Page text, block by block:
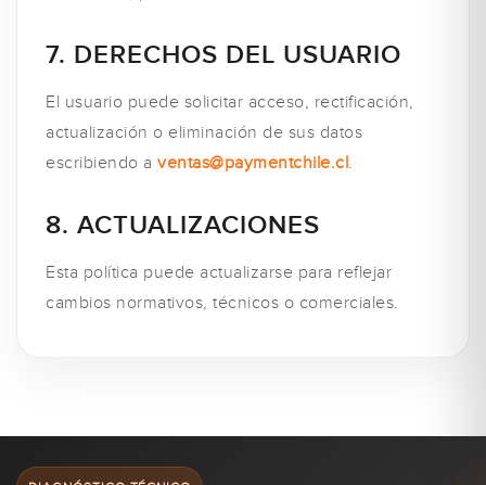
7. DERECHOS DEL USUARIO
El usuario puede solicitar acceso, rectificación,
actualización o eliminación de sus datos
escribiendo a ventas@paymentchile.cl.
8. ACTUALIZACIONES
Esta política puede actualizarse para reflejar
cambios normativos, técnicos o comerciales.